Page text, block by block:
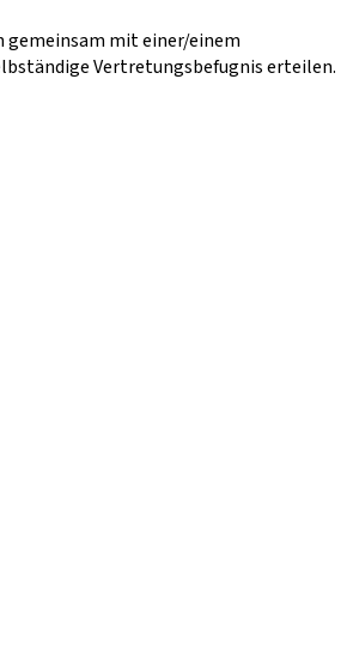
gemeinsam mit einer/einem
Vertretungsbefugnis erteilen.